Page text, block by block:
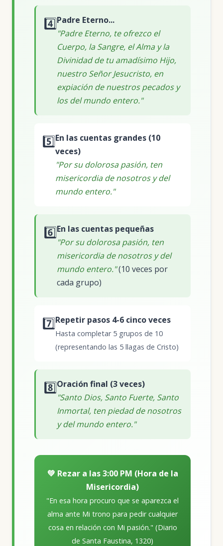
4️⃣Padre Eterno...
"Padre Eterno, te ofrezco el
Cuerpo, la Sangre, el Alma y la
Divinidad de tu amadísimo Hijo,
nuestro Señor Jesucristo, en
expiación de nuestros pecados y
los del mundo entero."
5️⃣En las cuentas grandes (10
veces)
"Por su dolorosa pasión, ten
misericordia de nosotros y del
mundo entero."
6️⃣En las cuentas pequeñas
"Por su dolorosa pasión, ten
misericordia de nosotros y del
mundo entero."(10 veces por
cada grupo)
7️⃣Repetir pasos 4-6 cinco veces
Hasta completar 5 grupos de 10
(representando las 5 llagas de Cristo)
8️⃣Oración final (3 veces)
"Santo Dios, Santo Fuerte, Santo
Inmortal, ten piedad de nosotros
y del mundo entero."
💚 Rezar a las 3:00 PM (Hora de la
Misericordia)
"En esa hora procuro que se aparezca el
alma ante Mi trono para pedir cualquier
cosa en relación con Mi pasión." (Diario
de Santa Faustina, 1320)